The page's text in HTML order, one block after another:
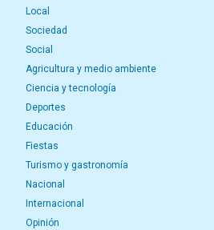
Local
Sociedad
Social
Agricultura y medio ambiente
Ciencia y tecnología
Deportes
Educación
Fiestas
Turismo y gastronomía
Nacional
Internacional
Opinión